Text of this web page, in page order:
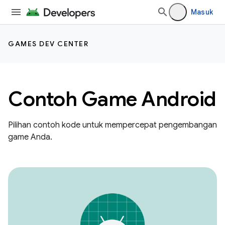
Masuk
GAMES DEV CENTER
Contoh Game Android
Pilihan contoh kode untuk mempercepat pengembangan
game Anda.